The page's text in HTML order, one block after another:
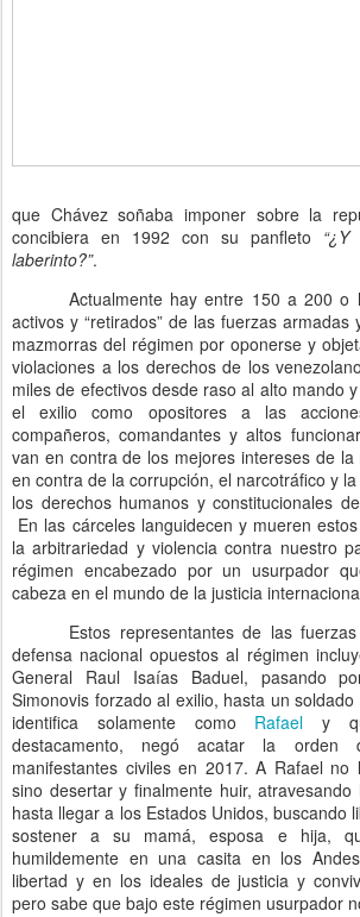
que Chávez soñaba imponer sobre la
concibiera en 1992 con su panfleto
laberinto?”.
Actualmente hay entre 150 a 200 o
activos y “retirados” de las fuerzas armadas
mazmorras del régimen por oponerse y
violaciones a los derechos de los
miles de efectivos desde raso al alto mando
el exilio como opositores a las
compañeros, comandantes y altos
van en contra de los mejores intereses de
en contra de la corrupción, el narcotráfico y
los derechos humanos y constitucionales
En las cárceles languidecen y mueren
la arbitrariedad y violencia contra nuestro
régimen encabezado por un usurpador
cabeza en el mundo de la justicia
Estos representantes de las
defensa nacional opuestos al régimen
General Raul Isaías Baduel, pasando
Simonovis forzado al exilio, hasta un
identifica solamente como Rafael y
destacamento, negó acatar la orden
manifestantes civiles en 2017. A Rafael no
sino desertar y finalmente huir,
hasta llegar a los Estados Unidos, buscando
sostener a su mamá, esposa e hija,
humildemente en una casita en los
libertad y en los ideales de justicia y
pero sabe que bajo este régimen usurpador